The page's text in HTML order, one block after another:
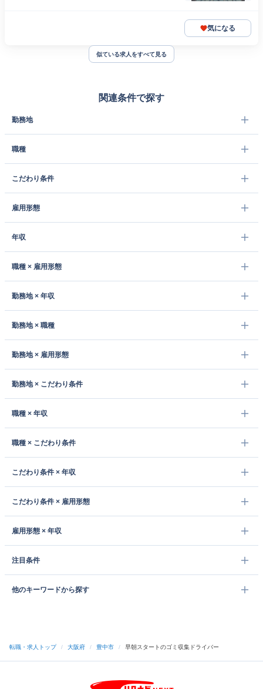
気になる
似ている求人をすべて見る
関連条件で探す
勤務地
職種
こだわり条件
雇用形態
年収
職種 × 雇用形態
勤務地 × 年収
勤務地 × 職種
勤務地 × 雇用形態
勤務地 × こだわり条件
職種 × 年収
職種 × こだわり条件
こだわり条件 × 年収
こだわり条件 × 雇用形態
雇用形態 × 年収
注目条件
他のキーワードから探す
転職・求人トップ / 大阪府 / 豊中市 / 早朝スタートのゴミ収集ドライバー